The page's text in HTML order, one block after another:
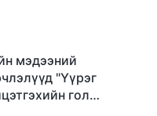
мэдээний
"Үүрэг
гол